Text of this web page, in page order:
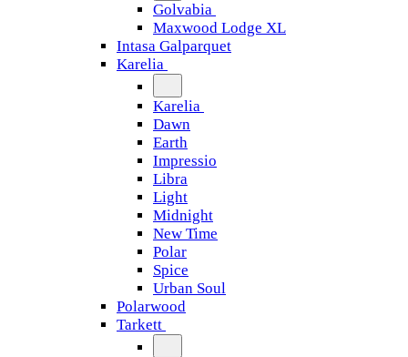
Golvabia
Maxwood Lodge XL
Intasa Galparquet
Karelia
Karelia
Dawn
Earth
Impressio
Libra
Light
Midnight
New Time
Polar
Spice
Urban Soul
Polarwood
Tarkett